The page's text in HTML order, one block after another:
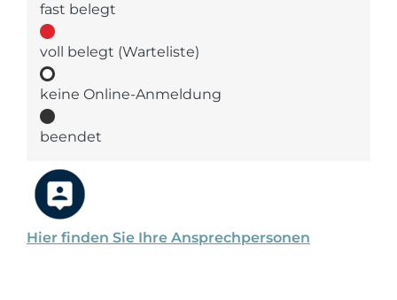
Hier finden Sie Ihre Ansprechpersonen
fast belegt
voll belegt (Warteliste)
keine Online-Anmeldung
beendet